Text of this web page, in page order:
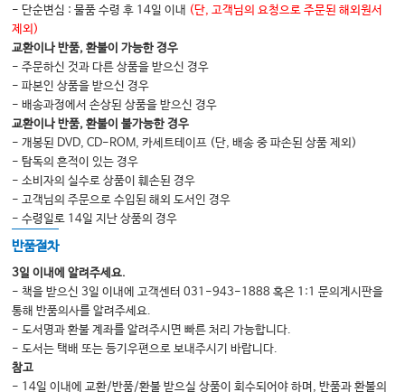
Part 3. 요추하지
Chapter 01 Lumbar
1. 요통의 진단
2. 비특이적인 요통
3. 흉요근막의 손상: 요추염좌의 단골손님
4. 극상인대 / 극간인대의 손상
5. 만성요통의 접근 - 다열근 손상의 치료
6. 후관절증후군: 요추 퇴행의 건널목
7. 천장관절통: 요추 퇴행의 건널목
8. 디스크와 협착증의 치료
Chapter 02 Hip & Pelvis
1. 대전자 통증 증후군
2. 좌골신경포착
- 단순변심 : 물품 수령 후 14일 이내 (단, 고객님의 요청으로 주문된 해외원서
제외)
교환이나 반품, 환불이 가능한 경우
- 주문하신 것과 다른 상품을 받으신 경우
- 파본인 상품을 받으신 경우
- 배송과정에서 손상된 상품을 받으신 경우
교환이나 반품, 환불이 불가능한 경우
- 개봉된 DVD, CD-ROM, 카세트테이프 (단, 배송 중 파손된 상품 제외)
- 탐독의 흔적이 있는 경우
- 소비자의 실수로 상품이 훼손된 경우
- 고객님의 주문으로 수입된 해외 도서인 경우
- 수령일로 14일 지난 상품의 경우
반품절차
3일 이내에 알려주세요.
- 책을 받으신 3일 이내에 고객센터 031-943-1888 혹은 1:1 문의게시판을
통해 반품의사를 알려주세요.
- 도서명과 환불 계좌를 알려주시면 빠른 처리 가능합니다.
- 도서는 택배 또는 등기우편으로 보내주시기 바랍니다.
참고
- 14일 이내에 교환/반품/환불 받으실 상품이 회수되어야 하며, 반품과 환불의